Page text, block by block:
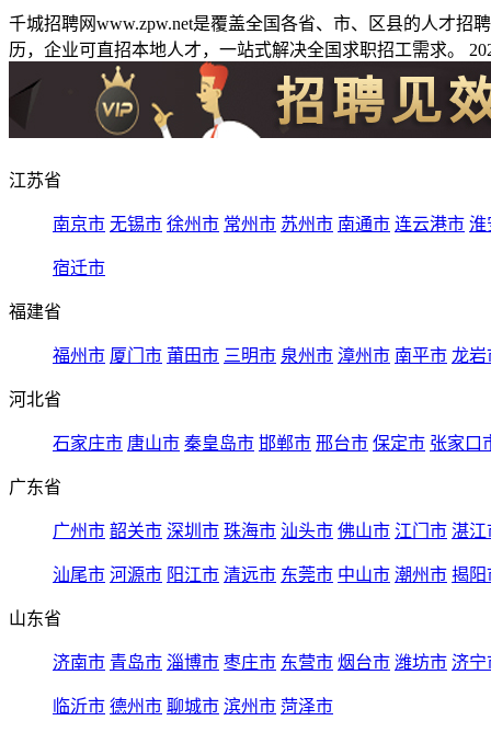
千城招聘网www.zpw.net是覆盖全国各省、市、区县的人才
历，企业可直招本地人才，一站式解决全国求职招工需求。
江苏省
南京市 无锡市 徐州市 常州市 苏州市 南通市 连云港市 淮
宿迁市
福建省
福州市 厦门市 莆田市 三明市 泉州市 漳州市 南平市 龙岩
河北省
石家庄市 唐山市 秦皇岛市 邯郸市 邢台市 保定市 张家口
广东省
广州市 韶关市 深圳市 珠海市 汕头市 佛山市 江门市 湛江
汕尾市 河源市 阳江市 清远市 东莞市 中山市 潮州市 揭阳
山东省
济南市 青岛市 淄博市 枣庄市 东营市 烟台市 潍坊市 济宁
临沂市 德州市 聊城市 滨州市 菏泽市